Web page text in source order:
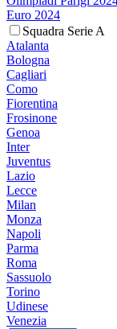
Euro 2024
Squadra Serie A
Atalanta
Bologna
Cagliari
Como
Fiorentina
Frosinone
Genoa
Inter
Juventus
Lazio
Lecce
Milan
Monza
Napoli
Parma
Roma
Sassuolo
Torino
Udinese
Venezia